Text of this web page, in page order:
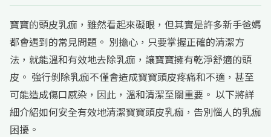
寶寶的頭皮乳痂，雖然看起來礙眼，但其實是許多新手爸媽
都會遇到的常見問題。 別擔心，只要掌握正確的清潔方
法，就能溫和有效地去除乳痂，讓寶寶擁有乾淨舒適的頭
皮。 強行剝除乳痂不僅會造成寶寶頭皮疼痛和不適，甚至
可能造成傷口感染，因此，溫和清潔至關重要。 以下將詳
細介紹如何安全有效地清潔寶寶頭皮乳痂，告別惱人的乳痂
困擾。